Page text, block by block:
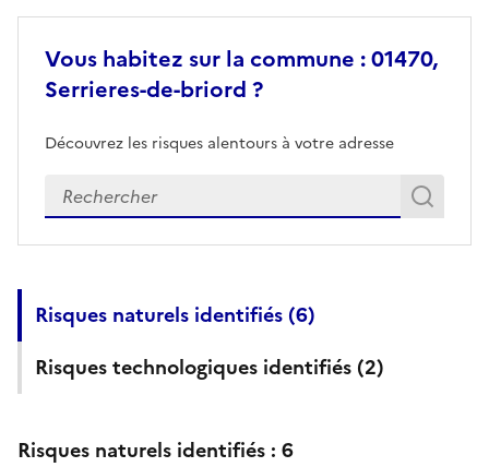
Vous habitez sur la commune : 01470,
Serrieres-de-briord ?
Découvrez les risques alentours à votre adresse
Veuillez renseigner votre adresse exacte
Risques naturels identifiés (6)
Risques technologiques identifiés (2)
Risques naturels identifiés : 6